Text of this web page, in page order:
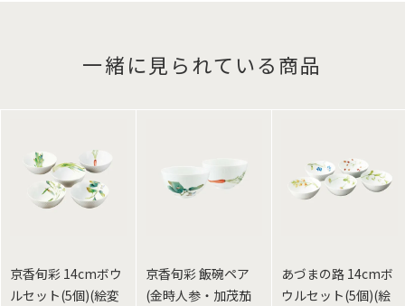
一緒に見られている商品
京香旬彩 14cmボウ
ルセット(5個)(絵変
京香旬彩 飯碗ペア
(金時人参・加茂茄
あづまの路 14cmボ
ウルセット(5個)(絵